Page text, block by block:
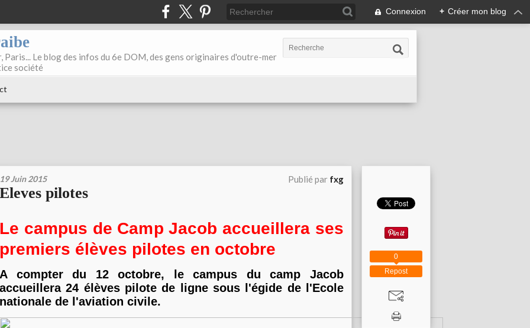
Connexion + Créer mon blog
Paris... Le blog des infos du 6e DOM, des gens originaires d'outre-mer
société
19 Juin 2015 Publié par fxg
Eleves pilotes
Le campus de Camp Jacob accueillera ses
premiers élèves pilotes en octobre
A compter du 12 octobre, le campus du camp Jacob
accueillera 24 élèves pilote de ligne sous l'égide de l'Ecole
nationale de l'aviation civile.
Repost
0